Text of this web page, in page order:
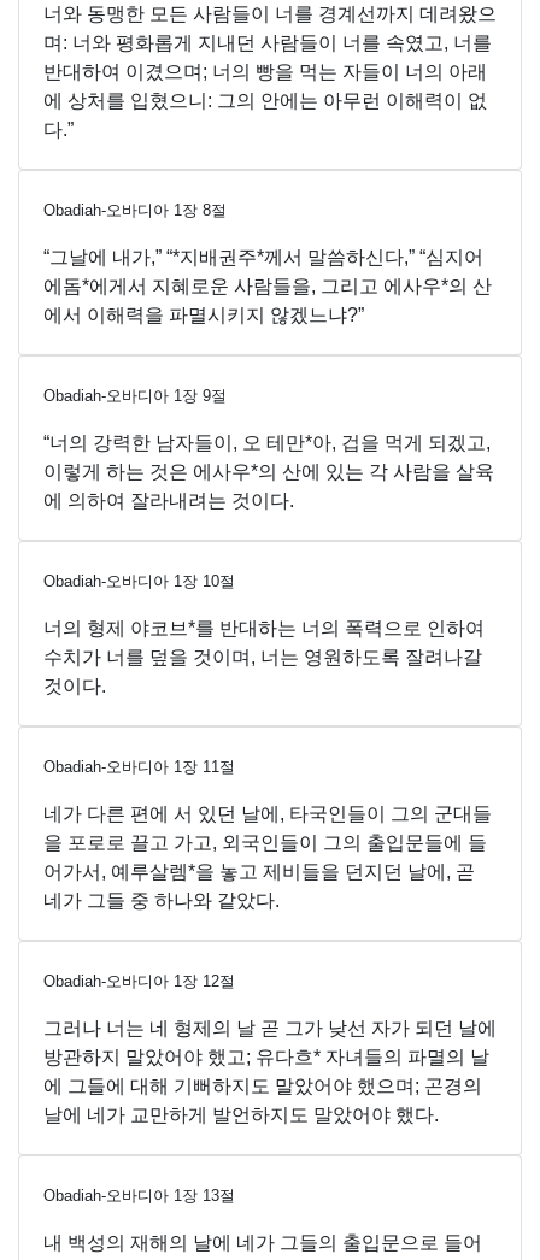
너와 동맹한 모든 사람들이 너를 경계선까지 데려왔으
며: 너와 평화롭게 지내던 사람들이 너를 속였고, 너를
반대하여 이겼으며; 너의 빵을 먹는 자들이 너의 아래
에 상처를 입혔으니: 그의 안에는 아무런 이해력이 없
다.”
Obadiah-오바디아 1장 8절
“그날에 내가,” “*지배권주*께서 말씀하신다,” “심지어
에돔*에게서 지혜로운 사람들을, 그리고 에사우*의 산
에서 이해력을 파멸시키지 않겠느냐?”
Obadiah-오바디아 1장 9절
“너의 강력한 남자들이, 오 테만*아, 겁을 먹게 되겠고,
이렇게 하는 것은 에사우*의 산에 있는 각 사람을 살육
에 의하여 잘라내려는 것이다.
Obadiah-오바디아 1장 10절
너의 형제 야코브*를 반대하는 너의 폭력으로 인하여
수치가 너를 덮을 것이며, 너는 영원하도록 잘려나갈
것이다.
Obadiah-오바디아 1장 11절
네가 다른 편에 서 있던 날에, 타국인들이 그의 군대들
을 포로로 끌고 가고, 외국인들이 그의 출입문들에 들
어가서, 예루살렘*을 놓고 제비들을 던지던 날에, 곧
네가 그들 중 하나와 같았다.
Obadiah-오바디아 1장 12절
그러나 너는 네 형제의 날 곧 그가 낮선 자가 되던 날에
방관하지 말았어야 했고; 유다흐* 자녀들의 파멸의 날
에 그들에 대해 기뻐하지도 말았어야 했으며; 곤경의
날에 네가 교만하게 발언하지도 말았어야 했다.
Obadiah-오바디아 1장 13절
내 백성의 재해의 날에 네가 그들의 출입문으로 들어